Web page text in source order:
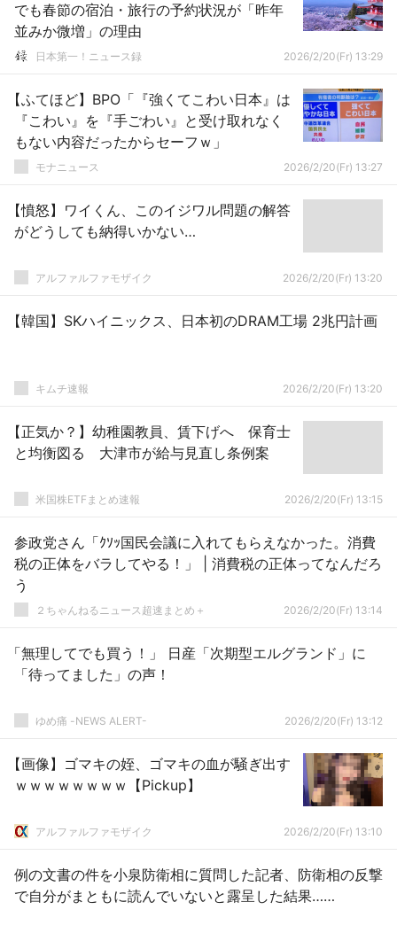
でも春節の宿泊・旅行の予約状況が「昨年
並みか微増」の理由
日本第一！ニュース録 2026/2/20(Fr) 13:29
【ふてほど】BPO「『強くてこわい日本』は
『こわい』を『手ごわい』と受け取れなく
もない内容だったからセーフｗ」
モナニュース 2026/2/20(Fr) 13:27
【憤怒】ワイくん、このイジワル問題の解答
がどうしても納得いかない…
アルファルファモザイク 2026/2/20(Fr) 13:20
【韓国】SKハイニックス、日本初のDRAM工場 2兆円計画
キムチ速報 2026/2/20(Fr) 13:20
【正気か？】幼稚園教員、賃下げへ 保育士
と均衡図る 大津市が給与見直し条例案
米国株ETFまとめ速報 2026/2/20(Fr) 13:15
参政党さん「ｸｿｯ国民会議に入れてもらえなかった。消費
税の正体をバラしてやる！」 | 消費税の正体ってなんだろ
う
２ちゃんねるニュース超速まとめ＋ 2026/2/20(Fr) 13:14
「無理してでも買う！」 日産「次期型エルグランド」に
「待ってました」の声！
ゆめ痛 -NEWS ALERT- 2026/2/20(Fr) 13:12
【画像】ゴマキの姪、ゴマキの血が騒ぎ出す
ｗｗｗｗｗｗｗｗ【Pickup】
アルファルファモザイク 2026/2/20(Fr) 13:10
例の文書の件を小泉防衛相に質問した記者、防衛相の反撃
で自分がまともに読んでいないと露呈した結果……